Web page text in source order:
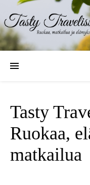
Tasty
Ruokaa,
matkailua